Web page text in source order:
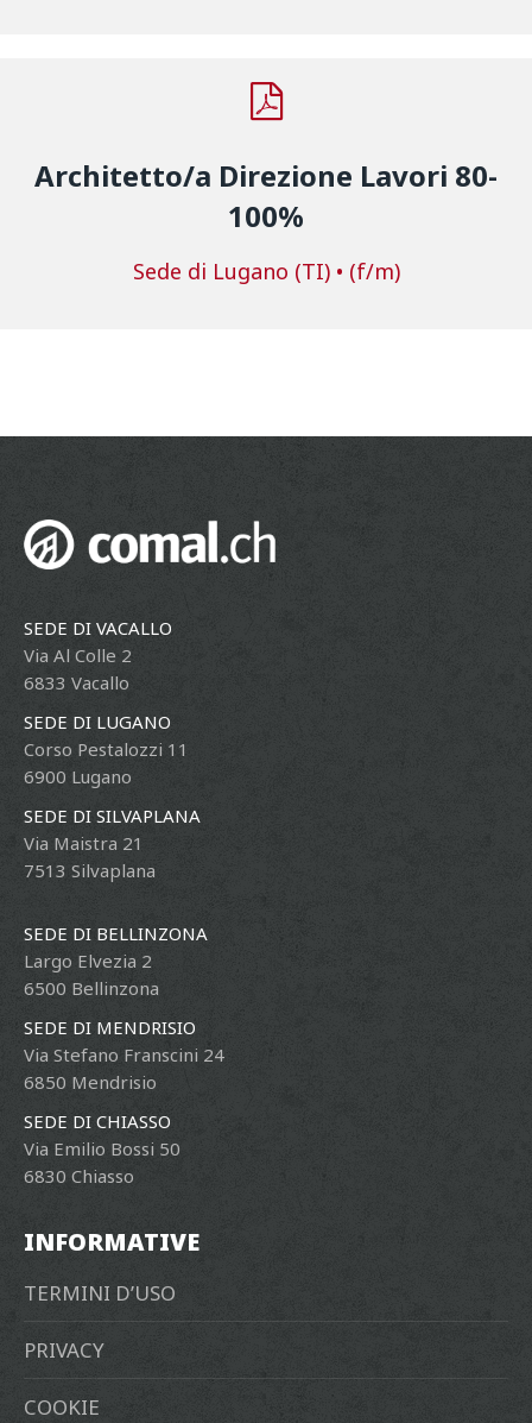
Architetto/a Direzione Lavori 80-
100%
Sede di Lugano (TI) • (f/m)
SEDE DI VACALLO
Via Al Colle 2
6833 Vacallo
SEDE DI LUGANO
Corso Pestalozzi 11
6900 Lugano
SEDE DI SILVAPLANA
Via Maistra 21
7513 Silvaplana
SEDE DI BELLINZONA
Largo Elvezia 2
6500 Bellinzona
SEDE DI MENDRISIO
Via Stefano Franscini 24
6850 Mendrisio
SEDE DI CHIASSO
Via Emilio Bossi 50
6830 Chiasso
INFORMATIVE
TERMINI D’USO
PRIVACY
COOKIE